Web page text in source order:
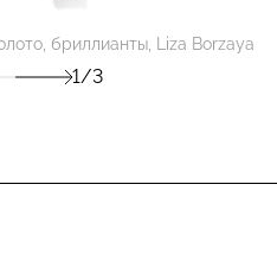
бриллианты, Liza Borzaya
1/3